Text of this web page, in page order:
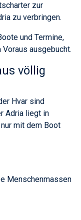
zur
zu verbringen.
und Termine,
ausgebucht.
völlig
Hvar sind
Adria liegt in
mit dem Boot
Menschenmassen